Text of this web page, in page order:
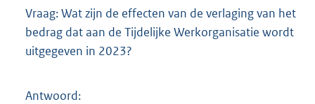
Vraag: Wat zijn de effecten van de verlaging van het
bedrag dat aan de Tijdelijke Werkorganisatie wordt
uitgegeven in 2023?
Antwoord: